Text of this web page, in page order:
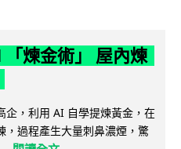
煉金術」 屋內煉
企，利用 AI 自學提煉黃金，在
，過程產生大量刺鼻濃煙，驚